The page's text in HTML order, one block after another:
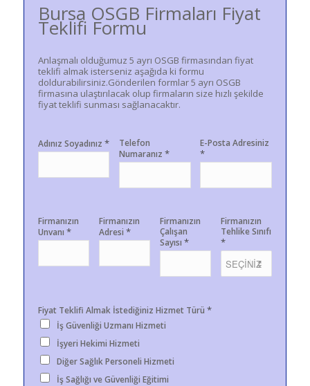
Bursa OSGB Firmaları Fiyat
Teklifi Formu
Anlaşmalı olduğumuz 5 ayrı OSGB firmasından fiyat
teklifi almak isterseniz aşağıda ki formu
doldurabilirsiniz.Gönderilen formlar 5 ayrı OSGB
firmasına ulaştırılacak olup firmaların size hızlı şekilde
fiyat teklifi sunması sağlanacaktır.
Adınız Soyadınız *
Telefon
Numaranız*
E-Posta Adresiniz
*
Firmanızın
Unvanı *
Firmanızın
Adresi *
Firmanızın
Çalışan
Sayısı *
Firmanızın
Tehlike Sınıfı
*
Fiyat Teklifi Almak İstediğiniz Hizmet Türü *
İş Güvenliği Uzmanı Hizmeti
İşyeri Hekimi Hizmeti
Diğer Sağlık Personeli Hizmeti
İş Sağlığı ve Güvenliği Eğitimi